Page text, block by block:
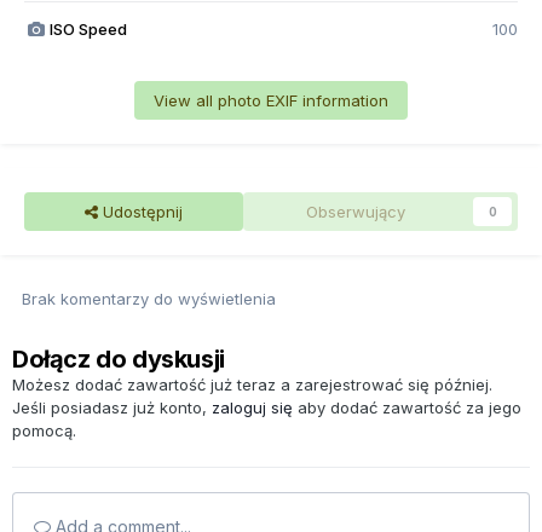
ISO Speed 100
View all photo EXIF information
Udostępnij Obserwujący 0
Brak komentarzy do wyświetlenia
Dołącz do dyskusji
Możesz dodać zawartość już teraz a zarejestrować się później.
Jeśli posiadasz już konto, zaloguj się aby dodać zawartość za jego
pomocą.
Add a comment...